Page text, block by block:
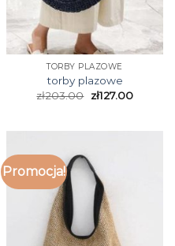
TORBY PLAZOWE
torby plazowe
zł203.00 zł127.00
Promocja!